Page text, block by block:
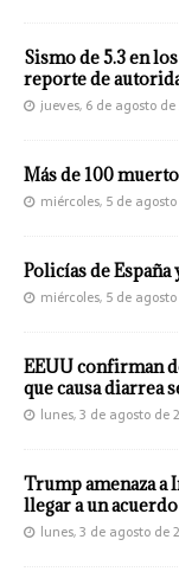
Sismo de 5.3 en
reporte de
jueves, 6 de agosto
Más de 100
miércoles, 5 de
Policías de
miércoles, 5 de
EEUU confirman
que causa diarrea
lunes, 3 de agosto de
Trump amenaza a
llegar a un acuerdo
lunes, 3 de agosto de